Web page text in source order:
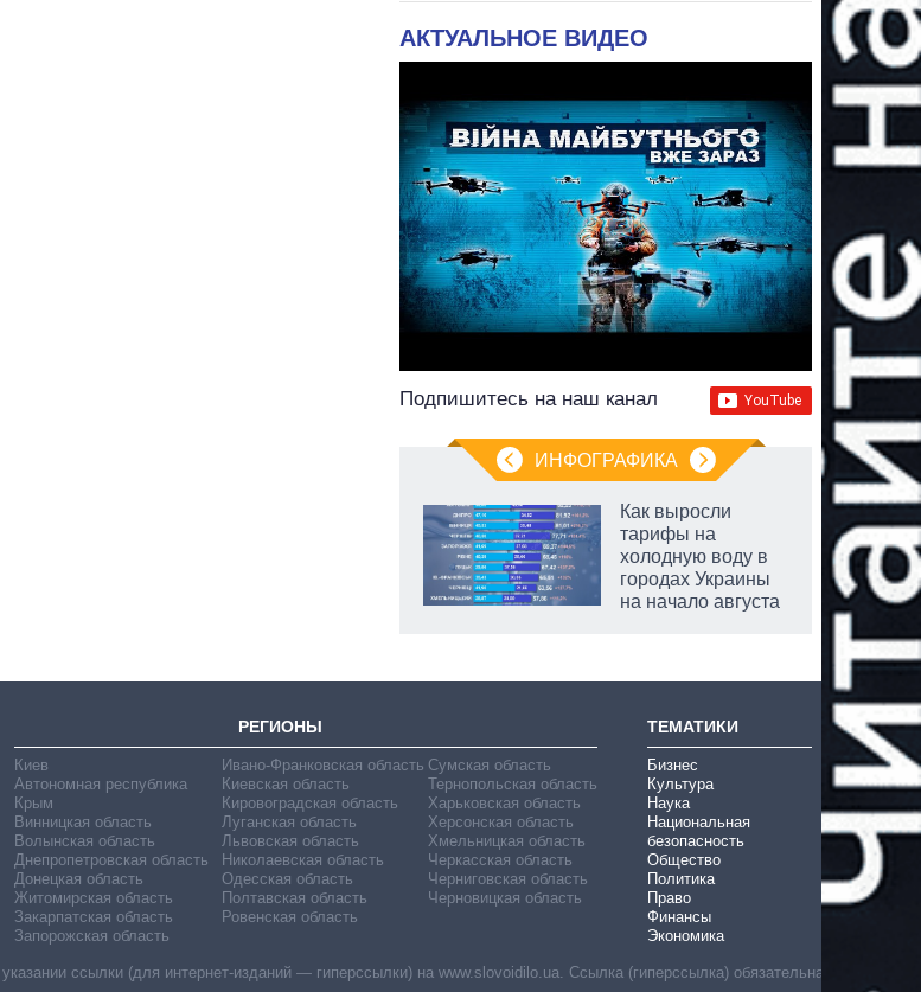
АКТУАЛЬНОЕ ВИДЕО
Подпишитесь на наш канал
ИНФОГРАФИКА
Как выросли
тарифы на
холодную воду в
городах Украины
на начало августа
РЕГИОНЫ
Киев
Автономная республика
Крым
Винницкая область
Волынская область
Днепропетровская область
Донецкая область
Житомирская область
Закарпатская область
Запорожская область
Ивано-Франковская область
Киевская область
Кировоградская область
Луганская область
Львовская область
Николаевская область
Одесская область
Полтавская область
Ровенская область
Сумская область
Тернопольская область
Харьковская область
Херсонская область
Хмельницкая область
Черкасская область
Черниговская область
Черновицкая область
ТЕМАТИКИ
Бизнес
Культура
Наука
Национальная
безопасность
Общество
Политика
Право
Финансы
Экономика
ссылки (для интернет-изданий — гиперссылки) на www.slovoidilo.ua. Ссылка (гиперссылка) обязательна